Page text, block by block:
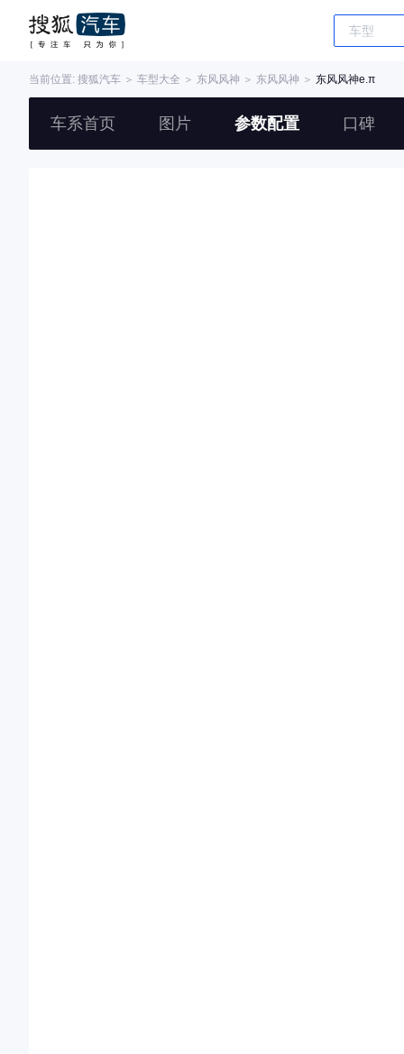
当前位置: 搜狐汽车 ＞ 车型大全 ＞ 东风风神 ＞ 东风风神 ＞ 东风风神e.π
车系首页 图片 参数配置 口碑